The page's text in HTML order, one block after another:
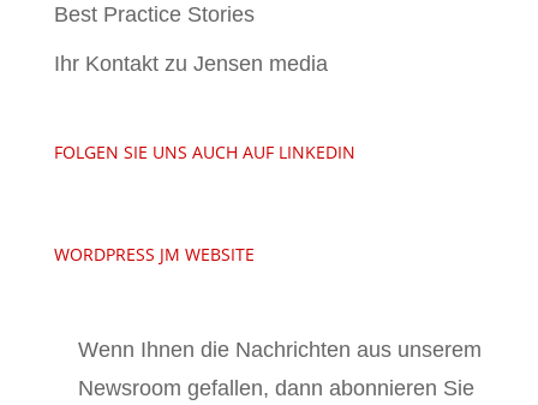
Best Practice Stories
Ihr Kontakt zu Jensen media
FOLGEN SIE UNS AUCH AUF LINKEDIN
WORDPRESS JM WEBSITE
Wenn Ihnen die Nachrichten aus unserem
Newsroom gefallen, dann abonnieren Sie